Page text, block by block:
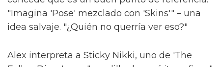
"Imagina 'Pose' mezclado con 'Skins'" – una
idea salvaje. "¿Quién no querría ver eso?"
Alex interpreta a Sticky Nikki, uno de 'The